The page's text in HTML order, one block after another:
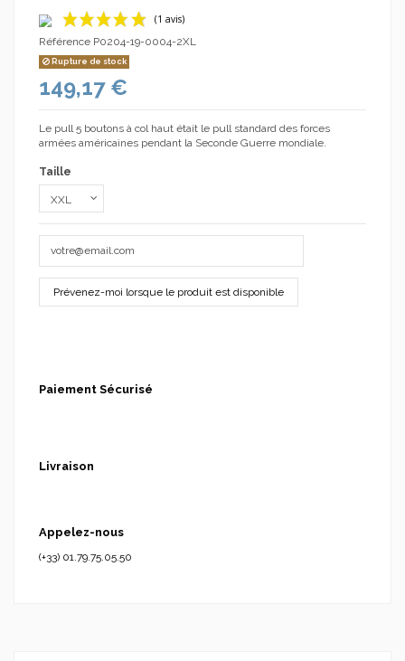
Référence P0204-19-0004-2XL
Rupture de stock
149,17 €
Le pull 5 boutons à col haut était le pull standard des forces
armées américaines pendant la Seconde Guerre mondiale.
Taille
Paiement Sécurisé
Livraison
Appelez-nous
(+33) 01.79.75.05.50